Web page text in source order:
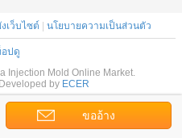
ขออ้าง
เว็บไซต์ | นโยบายความเป็นส่วนตัว
อปดู
Injection Mold Online Market.
by ECER